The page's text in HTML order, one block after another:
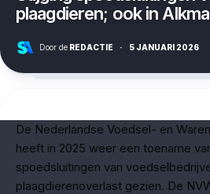
plaagdieren; ook in
Door de REDACTIE · 5 JANUARI 2026
De Nederlandse Voedsel- en
heeft in 2025 weer een toename
spoedsluitingen van
plaagdierenoverlast gezien. De